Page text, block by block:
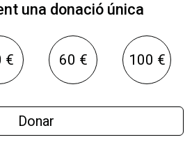
una donació única
€ 60 € 100 €
Donar